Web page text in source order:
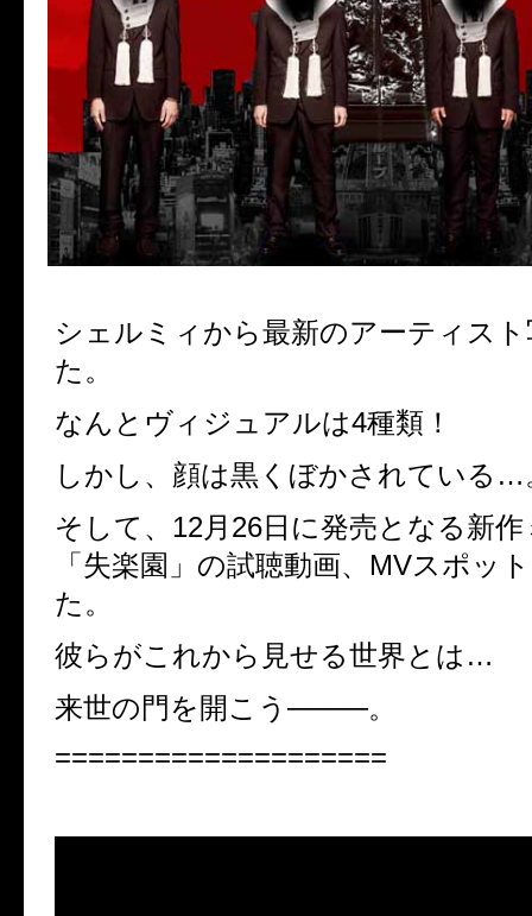
シェルミィから最新のアーティス
た。
なんとヴィジュアルは4種類！
しかし、顔は黒くぼかされている…
そして、12月26日に発売となる新
「失楽園」の試聴動画、MVスポッ
た。
彼らがこれから見せる世界とは…
来世の門を開こう────。
====================